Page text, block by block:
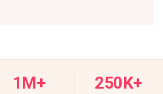
1M+ 250K+